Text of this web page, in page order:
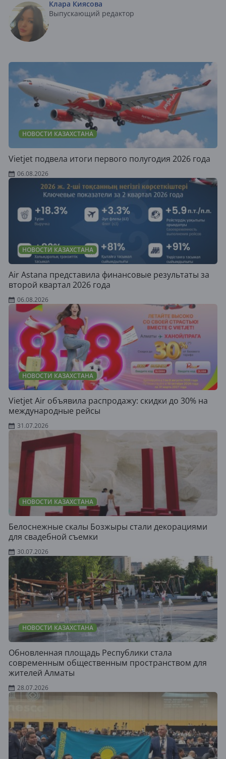
Клара Киясова
Выпускающий редактор
НОВОСТИ КАЗАХСТАНА
Vietjet подвела итоги первого полугодия 2026 года
06.08.2026
НОВОСТИ КАЗАХСТАНА
Air Astana представила финансовые результаты за
второй квартал 2026 года
06.08.2026
НОВОСТИ КАЗАХСТАНА
Vietjet Air объявила распродажу: скидки до 30% на
международные рейсы
31.07.2026
НОВОСТИ КАЗАХСТАНА
Белоснежные скалы Бозжыры стали декорациями
для свадебной съемки
30.07.2026
НОВОСТИ КАЗАХСТАНА
Обновленная площадь Республики стала
современным общественным пространством для
жителей Алматы
28.07.2026